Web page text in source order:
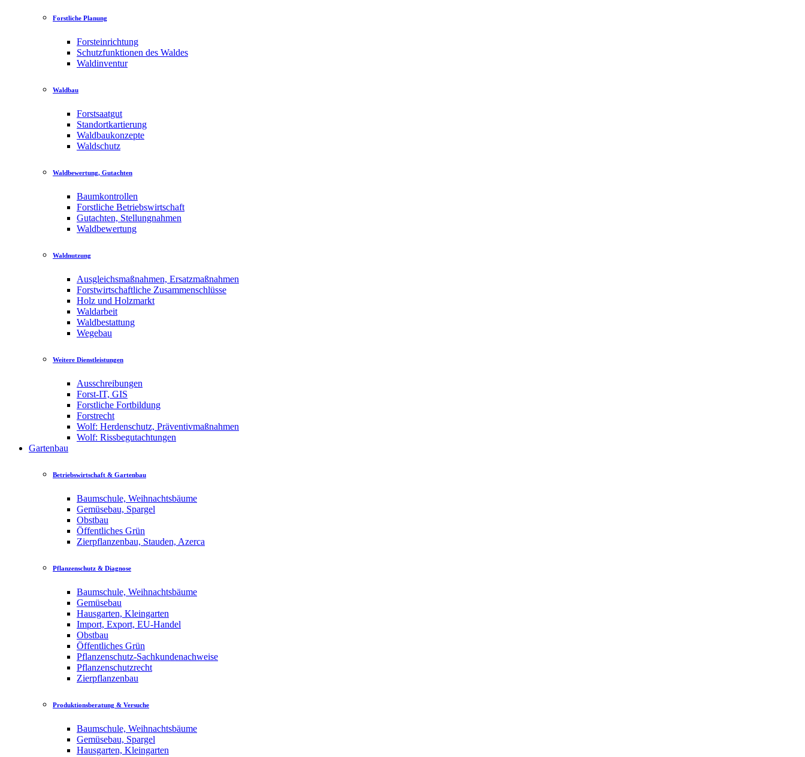
Forstliche Planung
Forsteinrichtung
Schutzfunktionen des Waldes
Waldinventur
Waldbau
Forstsaatgut
Standortkartierung
Waldbaukonzepte
Waldschutz
Waldbewertung, Gutachten
Baumkontrollen
Forstliche Betriebswirtschaft
Gutachten, Stellungnahmen
Waldbewertung
Waldnutzung
Ausgleichsmaßnahmen, Ersatzmaßnahmen
Forstwirtschaftliche Zusammenschlüsse
Holz und Holzmarkt
Waldarbeit
Waldbestattung
Wegebau
Weitere Dienstleistungen
Ausschreibungen
Forst-IT, GIS
Forstliche Fortbildung
Forstrecht
Wolf: Herdenschutz, Präventivmaßnahmen
Wolf: Rissbegutachtungen
Gartenbau
Betriebswirtschaft & Gartenbau
Baumschule, Weihnachtsbäume
Gemüsebau, Spargel
Obstbau
Öffentliches Grün
Zierpflanzenbau, Stauden, Azerca
Pflanzenschutz & Diagnose
Baumschule, Weihnachtsbäume
Gemüsebau
Hausgarten, Kleingarten
Import, Export, EU-Handel
Obstbau
Öffentliches Grün
Pflanzenschutz-Sachkundenachweise
Pflanzenschutzrecht
Zierpflanzenbau
Produktionsberatung & Versuche
Baumschule, Weihnachtsbäume
Gemüsebau, Spargel
Hausgarten, Kleingarten